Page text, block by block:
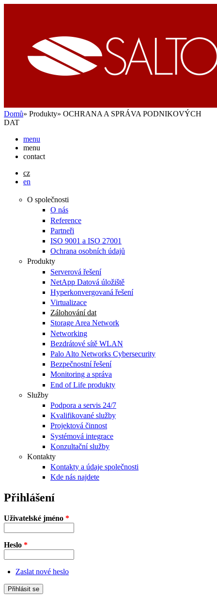
Domů» Produkty» OCHRANA A SPRÁVA PODNIKOVÝCH
DAT
menu
menu
contact
cz
en
O společnosti
O nás
Reference
Partneři
ISO 9001 a ISO 27001
Ochrana osobních údajů
Produkty
Serverová řešení
NetApp Datová úložiště
Hyperkonvergovaná řešení
Virtualizace
Zálohování dat
Storage Area Network
Networking
Bezdrátové sítě WLAN
Palo Alto Networks Cybersecurity
Bezpečnostní řešení
Monitoring a správa
End of Life produkty
Služby
Podpora a servis 24/7
Kvalifikované služby
Projektová činnost
Systémová integrace
Konzultační služby
Kontakty
Kontakty a údaje společnosti
Kde nás najdete
Přihlášení
Uživatelské jméno *
Heslo *
Zaslat nové heslo